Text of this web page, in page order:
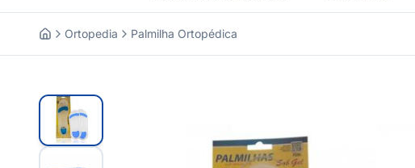
Ortopedia Palmilha Ortopédica